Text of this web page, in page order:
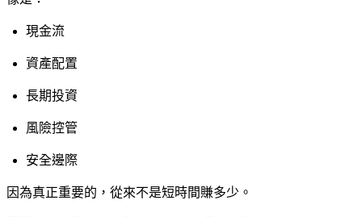
現金流
資產配置
長期投資
風險控管
安全邊際
因為真正重要的，從來不是短時間賺多少。